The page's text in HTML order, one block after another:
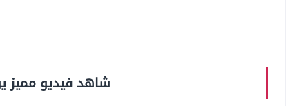
شاهد فيديو مميز